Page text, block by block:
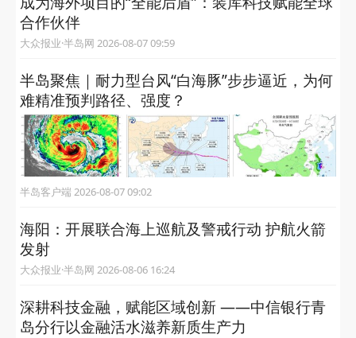
合作伙伴
大众报业·半岛网 2026-08-07 09:59
半岛聚焦｜耐力型台风“白海豚”步步逼近，为何
难精准预判路径、强度？
半岛客户端 2026-08-07 09:02
海阳：开展联合海上巡航及警戒行动 护航火箭
发射
大众报业·半岛网 2026-08-06 16:24
深耕科技金融，赋能区域创新 ——中信银行青
岛分行以金融活水滋养新质生产力